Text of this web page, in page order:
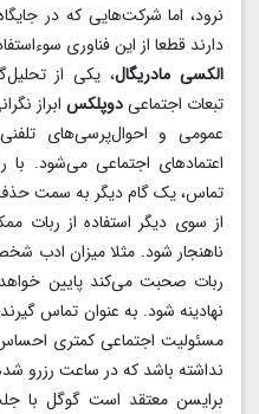
نرود، اما شرکت‌هایی که در
دارند قطعا از این فناوری
الکسی مادریگال، یکی از
تبعات اجتماعیدوپلکسابراز
عمومی و احوال‌پرسی‌های
اعتمادهای اجتماعی می‌شود. با
تماس، یک گام دیگر به سمت حذف
از سوی دیگر استفاده از ربات
ناهنجار شود. مثلا میزان ادب
ربات صحبت می‌کند پایین
نهادینه شود. به عنوان تماس
مسئولیت اجتماعی کمتری
نداشته باشد که در ساعت رزرو
برایسن معتقد است گوگل با